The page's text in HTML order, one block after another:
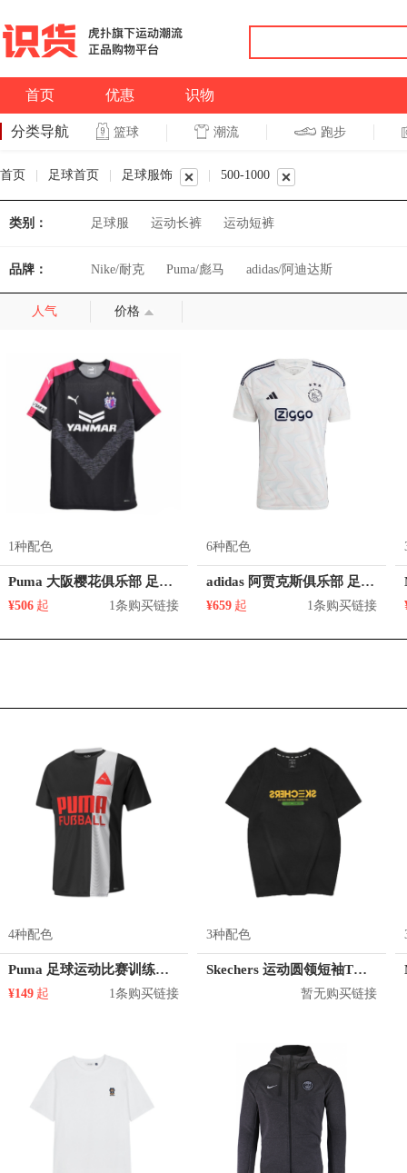
首页 优惠 识物
分类导航 篮球 潮流 跑步
首页 足球首页 足球服饰 500-1000
类别： 足球服 运动长裤 运动短裤
品牌： Nike/耐克 Puma/彪马 adidas/阿迪达斯
人气 价格
1种配色
Puma 大阪樱花俱乐部 足球球衣
¥506 起 1条购买链接
6种配色
adidas 阿贾克斯俱乐部 足球球衣
¥659 起 1条购买链接
4种配色
Puma 足球运动比赛训练短袖圆领T恤 男女同款 657581
¥149 起 1条购买链接
3种配色
Skechers 运动圆领短袖T恤 男女同款 L221U062
暂无购买链接